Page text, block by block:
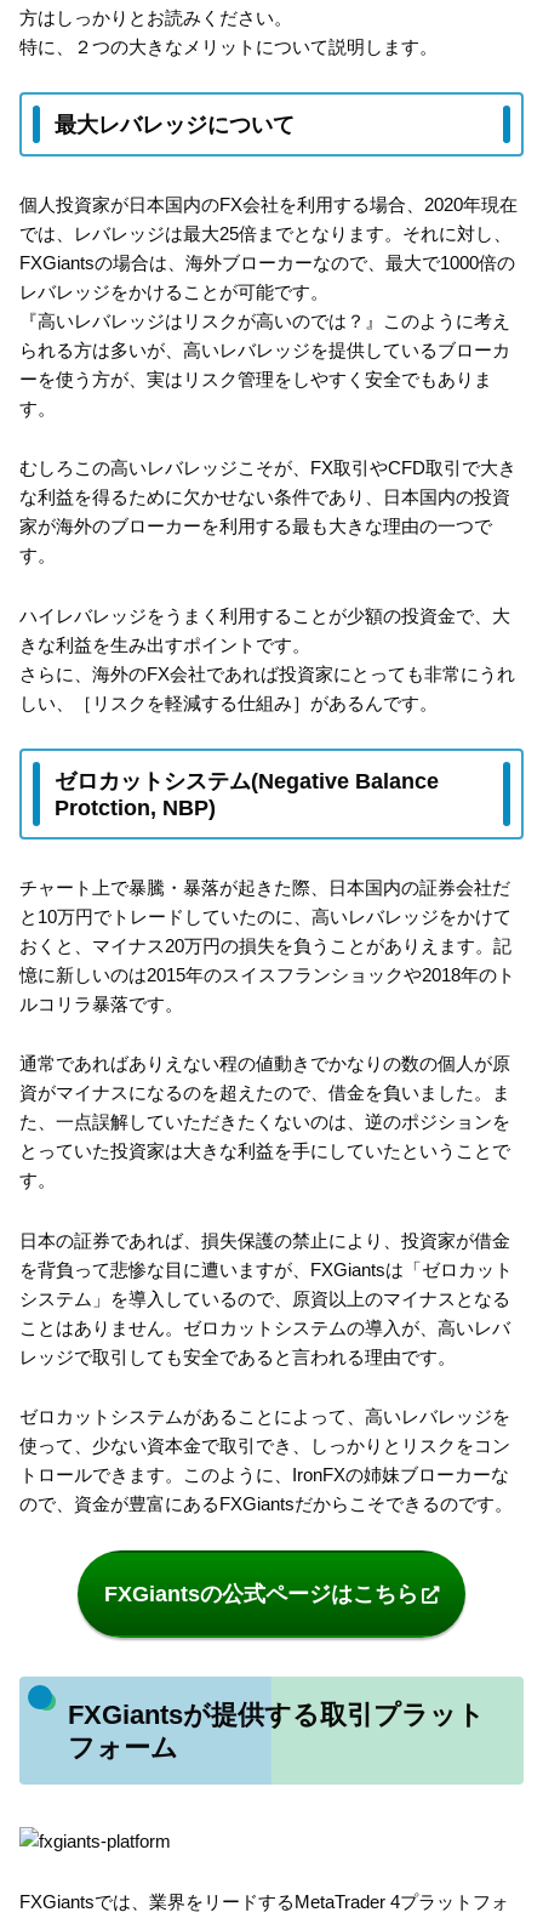
方はしっかりとお読みください。
特に、２つの大きなメリットについて説明します。
最大レバレッジについて
個人投資家が日本国内のFX会社を利用する場合、2020年現在
では、レバレッジは最大25倍までとなります。それに対し、
FXGiantsの場合は、海外ブローカーなので、最大で1000倍の
レバレッジをかけることが可能です。
『高いレバレッジはリスクが高いのでは？』このように考え
られる方は多いが、高いレバレッジを提供しているブローカ
ーを使う方が、実はリスク管理をしやすく安全でもありま
す。
むしろこの高いレバレッジこそが、FX取引やCFD取引で大き
な利益を得るために欠かせない条件であり、日本国内の投資
家が海外のブローカーを利用する最も大きな理由の一つで
す。
ハイレバレッジをうまく利用することが少額の投資金で、大
きな利益を生み出すポイントです。
さらに、海外のFX会社であれば投資家にとっても非常にうれ
しい、［リスクを軽減する仕組み］があるんです。
ゼロカットシステム(Negative Balance
Protction, NBP)
チャート上で暴騰・暴落が起きた際、日本国内の証券会社だ
と10万円でトレードしていたのに、高いレバレッジをかけて
おくと、マイナス20万円の損失を負うことがありえます。記
憶に新しいのは2015年のスイスフランショックや2018年のト
ルコリラ暴落です。
通常であればありえない程の値動きでかなりの数の個人が原
資がマイナスになるのを超えたので、借金を負いました。ま
た、一点誤解していただきたくないのは、逆のポジションを
とっていた投資家は大きな利益を手にしていたということで
す。
日本の証券であれば、損失保護の禁止により、投資家が借金
を背負って悲惨な目に遭いますが、FXGiantsは「ゼロカット
システム」を導入しているので、原資以上のマイナスとなる
ことはありません。ゼロカットシステムの導入が、高いレバ
レッジで取引しても安全であると言われる理由です。
ゼロカットシステムがあることによって、高いレバレッジを
使って、少ない資本金で取引でき、しっかりとリスクをコン
トロールできます。このように、IronFXの姉妹ブローカーな
ので、資金が豊富にあるFXGiantsだからこそできるのです。
FXGiantsの公式ページはこちら
FXGiantsが提供する取引プラット
フォーム
FXGiantsでは、業界をリードするMetaTrader 4プラットフォ